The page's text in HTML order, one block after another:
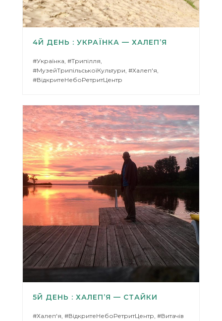
4Й ДЕНЬ : УКРАЇНКА — ХАЛЕП’Я
#Українка, #Трипілля,
#МузейТрипільськоїКультури, #Халеп'я,
#ВідкритеНебоРетритЦентр
5Й ДЕНЬ : ХАЛЕП’Я — СТАЙКИ
#Халеп'я, #ВідкритеНебоРетритЦентр, #Витачів